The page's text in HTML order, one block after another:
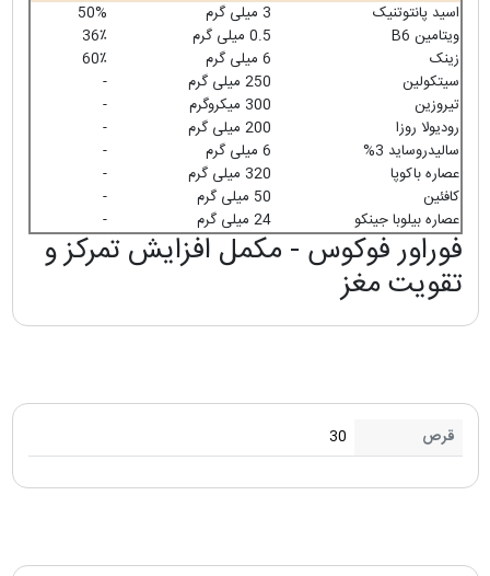
اسید پانتوتنیک 3 میلی گرم
50%
ویتامین B6
0.5 میلی گرم
36٪
زینک
6 میلی گرم
60٪
سیتکولین
250 میلی گرم
-
تیروزین
300 میکروگرم
-
رودیولا روزا
200 میلی گرم
-
سالیدروساید 3%
6 میلی گرم
-
عصاره باکوپا
320 میلی گرم
-
کافئین
50 میلی گرم
-
عصاره بیلوبا جینکو
24 میلی گرم -
فوراور فوکوس - مکمل افزایش تمرکز و
تقویت مغز
قرص 30